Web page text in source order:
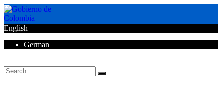
English
German